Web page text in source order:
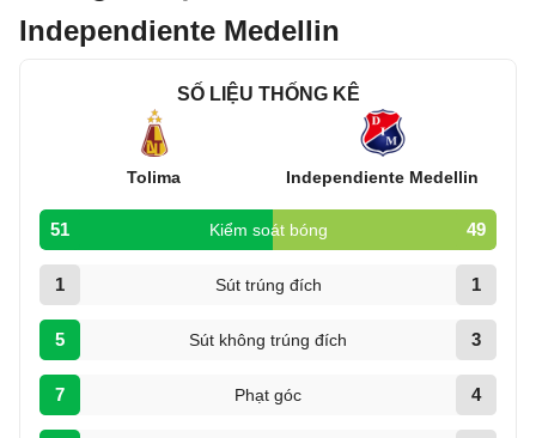
Independiente Medellin
SỐ LIỆU THỐNG KÊ
Tolima Independiente Medellin
51 Kiểm soát bóng 49
1 Sút trúng đích 1
5 Sút không trúng đích 3
7 Phạt góc 4